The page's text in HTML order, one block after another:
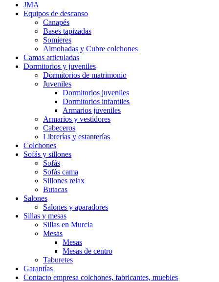
JMA
Equipos de descanso
Canapés
Bases tapizadas
Somieres
Almohadas y Cubre colchones
Camas articuladas
Dormitorios y juveniles
Dormitorios de matrimonio
Juveniles
Dormitorios juveniles
Dormitorios infantiles
Armarios juveniles
Armarios y vestidores
Cabeceros
Librerías y estanterías
Colchones
Sofás y sillones
Sofás
Sofás cama
Sillones relax
Butacas
Salones
Salones y aparadores
Sillas y mesas
Sillas en Murcia
Mesas
Mesas
Mesas de centro
Taburetes
Garantías
Contacto empresa colchones, fabricantes, muebles